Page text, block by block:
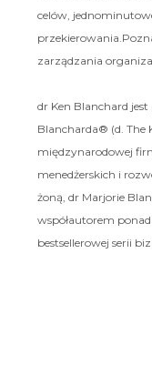
celów,
zarządzania
dr Ken Blanchard
Blancharda® (d. The
międzynarodowej
menedżerskich i
żoną, dr Marjorie
współautorem
bestsellerowej serii